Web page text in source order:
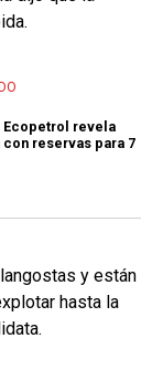
Ecopetrol revela
con reservas para 7
y están
hasta la